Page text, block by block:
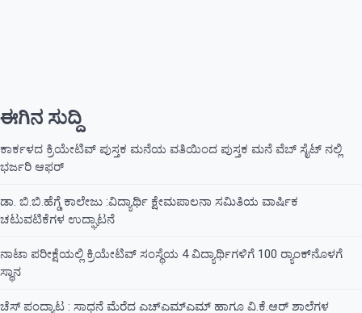
ಈಗಿನ ಸುದ್ದಿ
ಕಾರ್ಕಳದ ಕ್ರಿಯೇಟಿವ್ ಪುಸ್ತಕ ಮನೆಯ ವತಿಯಿಂದ ಪುಸ್ತಕ ಮನೆ ವೆಬ್ ಸೈಟ್ ನಲ್ಲಿ
ಭರ್ಜರಿ ಆಫರ್
ಡಾ. ಬಿ.ಬಿ.ಹೆಗ್ಡೆ ಕಾಲೇಜು :ವಿದ್ಯಾರ್ಥಿ ಕ್ಷೇಮಪಾಲನಾ ಸಮಿತಿಯ ವಾರ್ಷಿಕ
ಚಟುವಟಿಕೆಗಳ ಉದ್ಘಾಟನೆ
ನಾಟಾ ಪರೀಕ್ಷೆಯಲ್ಲಿ ಕ್ರಿಯೇಟಿವ್ ಸಂಸ್ಥೆಯ 4 ವಿದ್ಯಾರ್ಥಿಗಳಿಗೆ 100 ರ‍್ಯಾಂಕ್‌ನೊಳಗೆ
ಸ್ಥಾನ
ಚೆಸ್ ಪಂದ್ಯಾಟ : ಸಾಧನೆ ಮೆರೆದ ಎಚ್ಎಮ್ಎಮ್ ಹಾಗೂ ವಿ.ಕೆ.ಆರ್ ಶಾಲೆಗಳ